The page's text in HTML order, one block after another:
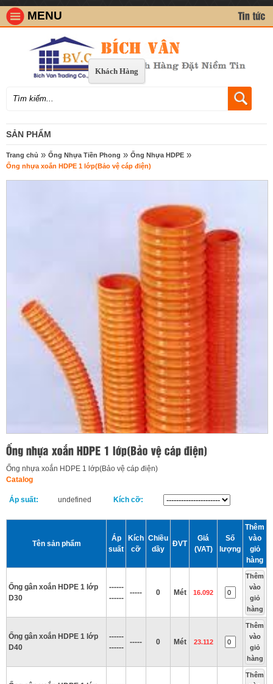
MENU
Khách Hàng
SẢN PHẨM
Trang chủ » Ống Nhựa Tiền Phong » Ống Nhựa HDPE »
Ống nhựa xoắn HDPE 1 lớp(Bảo vệ cáp điện)
Ống nhựa xoắn HDPE 1 lớp(Bảo vệ cáp điện)
Catalog
Áp suất: undefined Kích cỡ:
Tên sản phẩm
Áp
suất
Kích
cỡ
Chiều
dầy
ĐVT
Giá
(VAT)
Số
lượng
Thêm
vào
giỏ
hàng
Ống gân xoắn HDPE 1 lớp
D30
------
------
----- 0 Mét 16.092
Thêm
vào
giỏ
hàng
Ống gân xoắn HDPE 1 lớp
D40
------
------
----- 0 Mét 23.112
Thêm
vào
giỏ
hàng
Thêm